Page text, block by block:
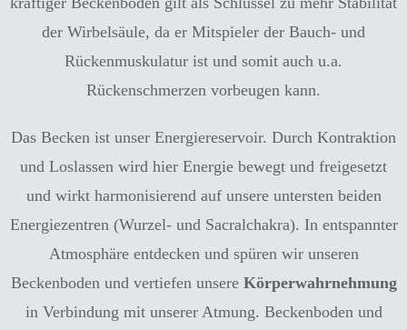
der Wirbelsäule, da er Mitspieler der Bauch- und
Rückenmuskulatur ist und somit auch u.a.
Rückenschmerzen vorbeugen kann.
Das Becken ist unser Energiereservoir. Durch Kontraktion
und Loslassen wird hier Energie bewegt und freigesetzt
und wirkt harmonisierend auf unsere untersten beiden
Energiezentren (Wurzel- und Sacralchakra). In entspannter
Atmosphäre entdecken und spüren wir unseren
Beckenboden und vertiefen unsere Körperwahrnehmung
in Verbindung mit unserer Atmung. Beckenboden und